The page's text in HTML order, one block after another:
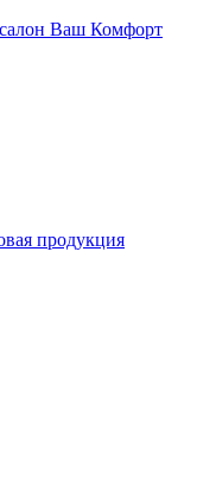
Ваш Комфорт
продукция